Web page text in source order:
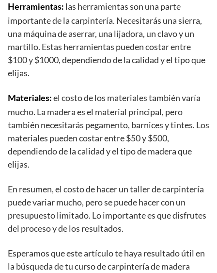
Herramientas: las herramientas son una parte
importante de la carpintería. Necesitarás una sierra,
una máquina de aserrar, una lijadora, un clavo y un
martillo. Estas herramientas pueden costar entre
$100 y $1000, dependiendo de la calidad y el tipo que
elijas.
Materiales: el costo de los materiales también varía
mucho. La madera es el material principal, pero
también necesitarás pegamento, barnices y tintes. Los
materiales pueden costar entre $50 y $500,
dependiendo de la calidad y el tipo de madera que
elijas.
En resumen, el costo de hacer un taller de carpintería
puede variar mucho, pero se puede hacer con un
presupuesto limitado. Lo importante es que disfrutes
del proceso y de los resultados.
Esperamos que este artículo te haya resultado útil en
la búsqueda de tu curso de carpintería de madera